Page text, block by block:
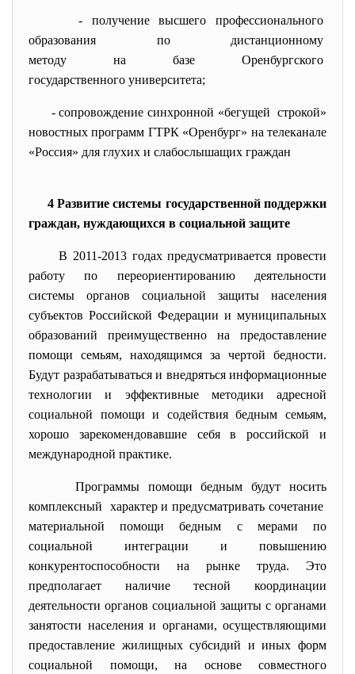
- получение высшего профессионального
образования по дистанционному
методу на базе Оренбургского
государственного университета;
- сопровождение синхронной «бегущей строкой»
новостных программ ГТРК «Оренбург» на телеканале
«Россия» для глухих и слабослышащих граждан
4 Развитие системы государственной поддержки
граждан, нуждающихся в социальной защите
В 2011-2013 годах предусматриваетсяпровести
работу по переориентированию деятельности
системы органов социальной защиты населения
субъектов Российской Федерации и муниципальных
образований преимущественно на предоставление
помощи семьям, находящимся за чертой бедности.
Будут разрабатываться и внедряться информационные
технологии и эффективные методики адресной
социальной помощи и содействия бедным семьям,
хорошо зарекомендовавшие себя в российской и
международной практике.
Программы помощи бедным будут носить
комплексный характер и предусматривать сочетание
материальной помощи бедным с мерами по
социальной интеграции и повышению
конкурентоспособности на рынке труда. Это
предполагает наличие тесной координации
деятельности органов социальной защиты с органами
занятости населения и органами, осуществляющими
предоставление жилищных субсидий и иных форм
социальной помощи, на основе совместного